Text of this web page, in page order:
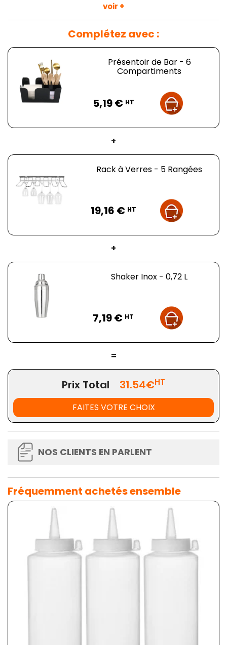
Dimensions: L 240 x P 145 x H 105 mm
Dimensions des serviettes: 130 x 130 mm
voir +
Complétez avec :
Présentoir de Bar - 6
Compartiments
5,19 € HT
+
Rack à Verres - 5 Rangées
19,16 € HT
+
Shaker Inox - 0,72 L
7,19 € HT
=
Prix Total 31.54€HT
FAITES VOTRE CHOIX
NOS CLIENTS EN PARLENT
Fréquemment achetés ensemble